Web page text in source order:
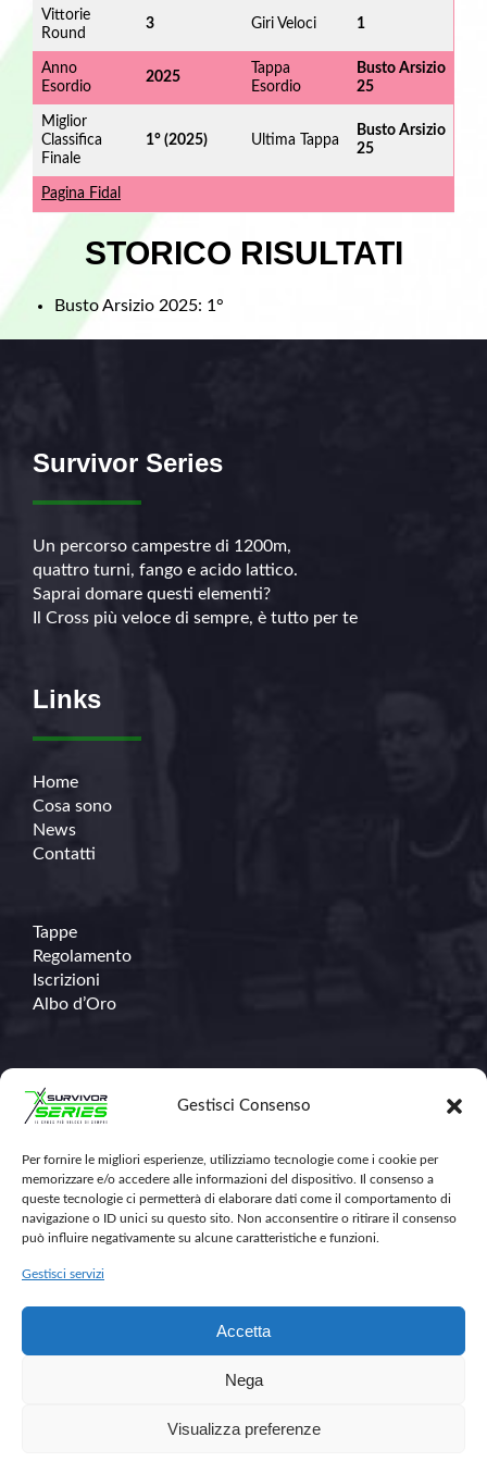
Gestisci Consenso
Per fornire le migliori esperienze, utilizziamo tecnologie come i cookie per
memorizzare e/o accedere alle informazioni del dispositivo. Il consenso a
queste tecnologie ci permetterà di elaborare dati come il comportamento di
navigazione o ID unici su questo sito. Non acconsentire o ritirare il consenso
può influire negativamente su alcune caratteristiche e funzioni.
Gestisci servizi
Accetta
Nega
Visualizza preferenze
Vittorie
Round
3 Giri Veloci 1
Anno
Esordio
2025
Tappa
Esordio
Busto Arsizio
25
Miglior
Classifica
Finale
1° (2025) Ultima Tappa
Busto Arsizio
25
Pagina Fidal
STORICO RISULTATI
Busto Arsizio 2025: 1°
Survivor Series
Un percorso campestre di 1200m,
quattro turni, fango e acido lattico.
Saprai domare questi elementi?
Il Cross più veloce di sempre, è tutto per te
Links
Home
Cosa sono
News
Contatti
Tappe
Regolamento
Iscrizioni
Albo d’Oro
Contatti
348.671.1368
info@survivorseriescross.run